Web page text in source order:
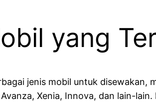
yang
jenis mobil untuk disewakan,
Xenia, Innova, dan lain-